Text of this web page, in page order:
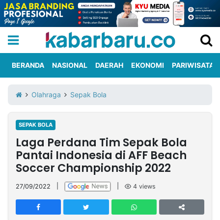
Iklan
Berita
Kami
Nasional
International
Olahraga
Entertainment
Daerah
Pariwisata
Kuliner
Kolom
Network
PT
TREETAN
BERANDA NASIONAL DAERAH EKONOMI PARIWISATA
Olahraga Sepak Bola
SEPAK BOLA
Laga Perdana Tim Sepak Bola
Pantai Indonesia di AFF Beach
Soccer Championship 2022
27/09/2022 4 views